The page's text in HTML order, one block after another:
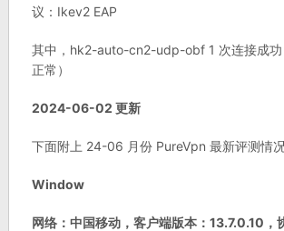
议：Ikev2 EAP
其中，hk2-auto-cn2-udp-obf 1 次连接成功
正常）
2024-06-02 更新
下面附上 24-06 月份 PureVpn 最新评测情况
Window
网络：中国移动，客户端版本：13.7.0.10，